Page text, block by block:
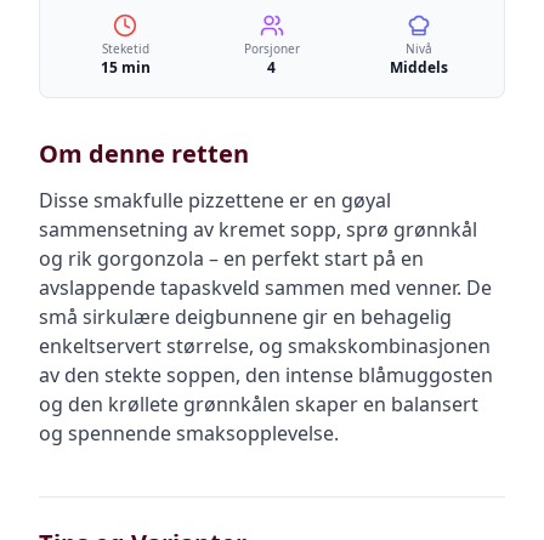
Steketid
15 min
Porsjoner
4
Nivå
Middels
Om denne retten
Disse smakfulle pizzettene er en gøyal
sammensetning av kremet sopp, sprø grønnkål
og rik gorgonzola – en perfekt start på en
avslappende tapaskveld sammen med venner. De
små sirkulære deigbunnene gir en behagelig
enkeltservert størrelse, og smakskombinasjonen
av den stekte soppen, den intense blåmuggosten
og den krøllete grønnkålen skaper en balansert
og spennende smaksopplevelse.